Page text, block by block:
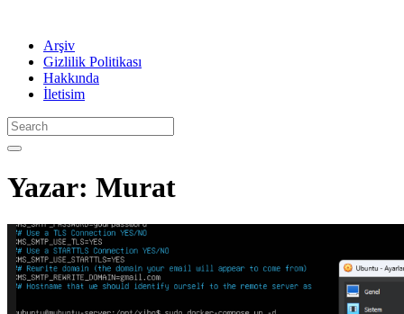
Arşiv
Gizlilik Politikası
Hakkında
İletisim
Yazar: Murat